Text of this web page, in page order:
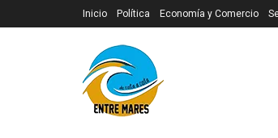
Inicio Política Economía y Comercio